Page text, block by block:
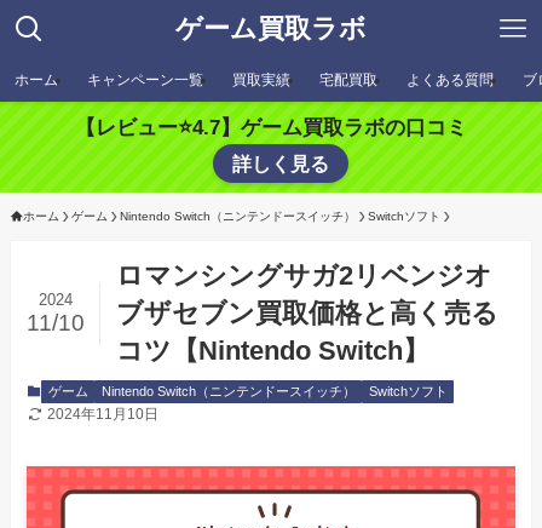
ゲーム買取ラボ
ホーム キャンペーン一覧 買取実績 宅配買取 よくある質問 ブ
【レビュー⭐️4.7】ゲーム買取ラボの口コミ
詳しく見る
ホーム ゲーム Nintendo Switch（ニンテンドースイッチ） Switchソフト
ロマンシングサガ2リベンジオ
ブザセブン買取価格と高く売る
コツ【Nintendo Switch】
2024
11/10
ゲーム Nintendo Switch（ニンテンドースイッチ） Switchソフト
2024年11月10日